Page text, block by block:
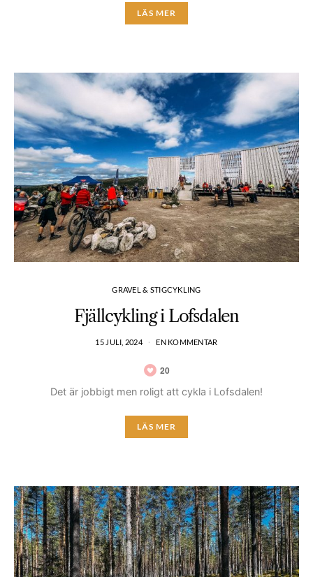
LÄS MER
GRAVEL & STIGCYKLING
Fjällcykling i Lofsdalen
15 JULI, 2024 EN KOMMENTAR
20
Det är jobbigt men roligt att cykla i Lofsdalen!
LÄS MER